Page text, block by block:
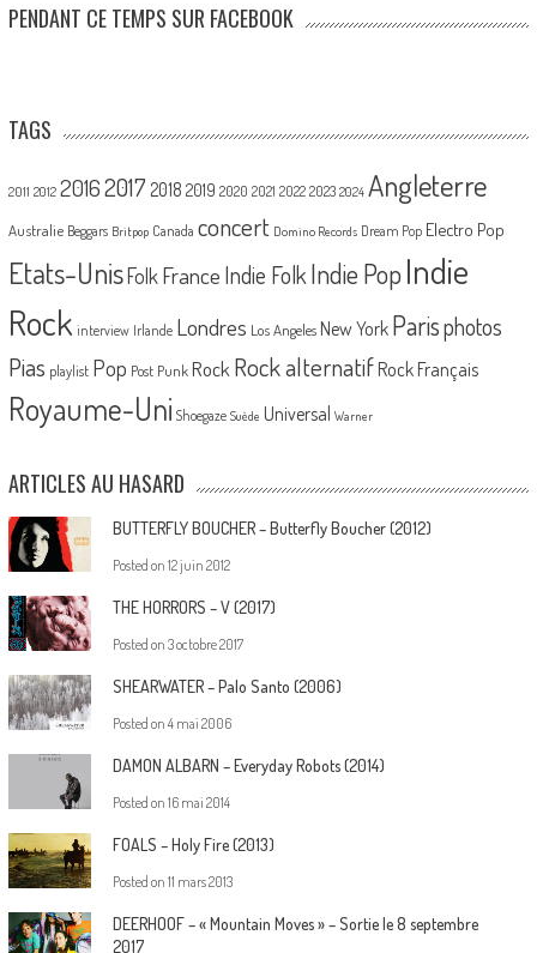
PENDANT CE TEMPS SUR FACEBOOK
TAGS
2011 2012 20162017 2018 2019 2020 2021 2022 2023 2024 Angleterre
Australie Beggars Britpop Canada concert Domino Records Dream Pop Electro Pop
Etats-UnisFolk France Indie Folk Indie PopIndie
Rock interview Irlande Londres Los Angeles New York Parisphotos
Pias playlist Pop Post Punk Rock Rock alternatif Rock Français
Royaume-Uni Shoegaze Suède Universal Warner
ARTICLES AU HASARD
BUTTERFLY BOUCHER – Butterfly Boucher (2012)
Posted on 12 juin 2012
THE HORRORS – V (2017)
Posted on 3 octobre 2017
SHEARWATER – Palo Santo (2006)
Posted on 4 mai 2006
DAMON ALBARN – Everyday Robots (2014)
Posted on 16 mai 2014
FOALS – Holy Fire (2013)
Posted on 11 mars 2013
DEERHOOF – « Mountain Moves » – Sortie le 8 septembre
2017